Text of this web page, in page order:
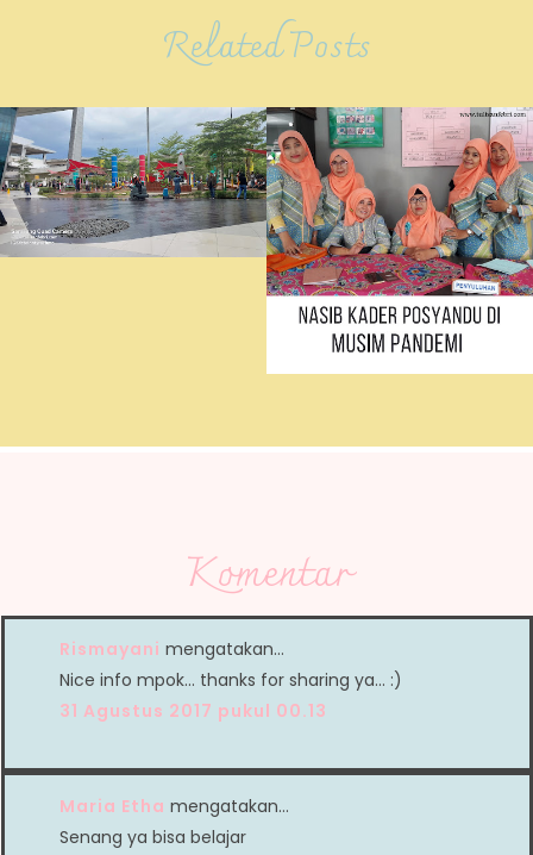
Related Posts
Komentar
Rismayani mengatakan…
Nice info mpok... thanks for sharing ya... :)
31 Agustus 2017 pukul 00.13
Maria Etha mengatakan…
Senang ya bisa belajar